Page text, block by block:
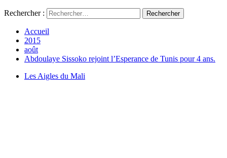
Rechercher :
Accueil
2015
août
Abdoulaye Sissoko rejoint l’Esperance de Tunis pour 4 ans.
Les Aigles du Mali